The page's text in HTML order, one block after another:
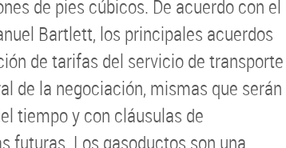
de pies cúbicos. De acuerdo con el
Bartlett, los principales acuerdos
de tarifas del servicio de transporte
de la negociación, mismas que serán
tiempo y con cláusulas de
futuras. Los gasoductos son una